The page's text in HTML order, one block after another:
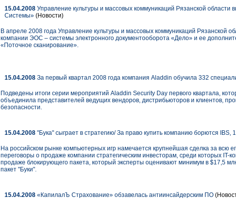
15.04.2008 Управление культуры и массовых коммуникаций Рязанской
Системы» (Новости)
В апреле 2008 года Управление культуры и массовых коммуникаций Рязанской
компании ЭОС – системы электронного документооборота «Дело» и ее
«Поточное сканирование».
15.04.2008 За первый квартал 2008 года компания Aladdin обучила 332
Подведены итоги серии мероприятий Aladdin Security Day первого квартала,
объединила представителей ведущих вендоров, дистрибьюторов и клиентов,
безопасности.
15.04.2008 "Бука" сыграет в стратегию/ За право купить компанию борются IBS,
На российском рынке компьютерных игр намечается крупнейшая сделка за всю
переговоры о продаже компании стратегическим инвесторам, среди которых IT-
продаже блокирующего пакета, который эксперты оценивают минимум в $17,5
пакет "Буки".
15.04.2008 «КапилалЪ Страхование» обзавелась антиинсайдерским ПО